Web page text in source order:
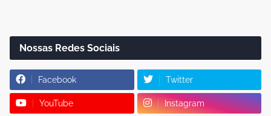
Nossas Redes Sociais
Facebook Twitter
YouTube Instagram